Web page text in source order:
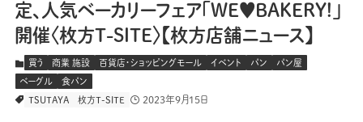
定、人気ベーカリーフェア「WE♥BAKERY!」
開催〈枚方T-SITE〉【枚方店舗ニュース】
買う 商業 施設 百貨店・ショッピングモール イベント パン パン屋
ベーグル 食パン
TSUTAYA 枚方T-SITE 2023年9月15日